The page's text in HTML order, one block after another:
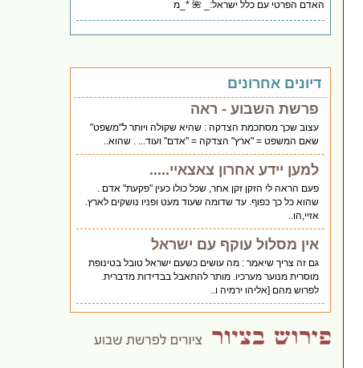
האדם הפרטי עם כלל ישראל:_ 🌺 *_מ
דיונים אחרונים
פרשת השבוע - ראה
עצוב שכך מסתכמת הצדקה : שהיא שקולה ויותר ל"משפט"
שאם המשפט = "ארץ" הצדקה = "אדם" ועוד... . שהוא..
למען יידע אחרון צאצאיי.....
פעם הראה לי הזקן זקן אחר, שכל כולו כעין "פקעת" אדם .
שהוא כל כך כפוף. עד שדומה שעוד מעט ופניו נושקים לארץ.
אזיי,הו..
אין מסלול עוקף עם ישראל
גם זה צריך שיאמר : מה עושים כשעם ישראל טובל בטינופת
מוסרית מנוער מערכיו. מותר להתאבל בבדידות מדברית.
לפרוש מהם [אליהו ירמיה ו..